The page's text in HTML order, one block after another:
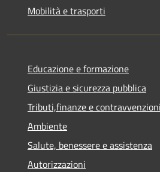
Mobilità e trasporti
Educazione e formazione
Giustizia e sicurezza pubblica
Tributi,finanze e contravvenzioni
Ambiente
Salute, benessere e assistenza
Autorizzazioni